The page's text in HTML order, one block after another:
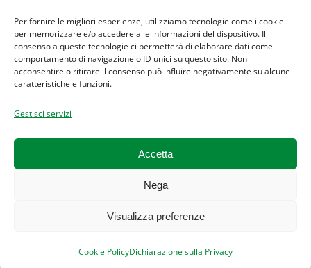
Per fornire le migliori esperienze, utilizziamo tecnologie come i cookie
per memorizzare e/o accedere alle informazioni del dispositivo. Il
consenso a queste tecnologie ci permetterà di elaborare dati come il
comportamento di navigazione o ID unici su questo sito. Non
acconsentire o ritirare il consenso può influire negativamente su alcune
caratteristiche e funzioni.
Gestisci servizi
Accetta
Nega
Visualizza preferenze
Cookie PolicyDichiarazione sulla Privacy
CORSI
LIBRI
CONTATTI